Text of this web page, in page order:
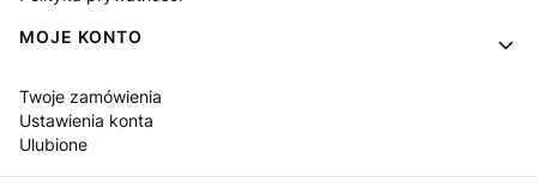
MOJE KONTO
Twoje zamówienia
Ustawienia konta
Ulubione